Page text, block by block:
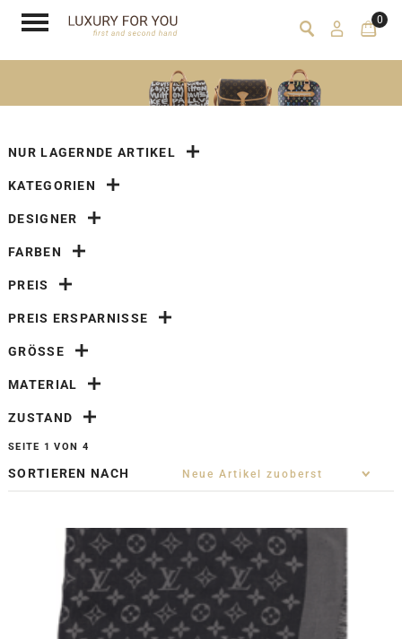
0
NUR LAGERNDE ARTIKEL
KATEGORIEN
DESIGNER
FARBEN
PREIS
PREIS ERSPARNISSE
GRÖSSE
MATERIAL
ZUSTAND
SEITE 1 VON 4
SORTIEREN NACH